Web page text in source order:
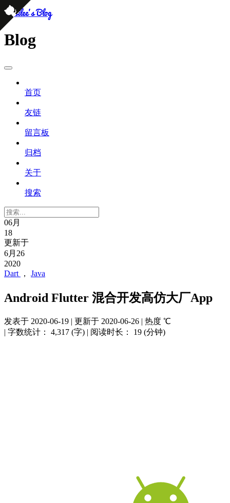
persilee's Blog
Blog
首页
友链
留言板
归档
关于
搜索
06月
18
更新于
6月26
2020
Dart
， Java
Android Flutter 混合开发高仿大厂App
发表于 2020-06-19 | 更新于 2020-06-26 | 热度 ℃
| 字数统计： 4,317 (字) | 阅读时长： 19 (分钟)